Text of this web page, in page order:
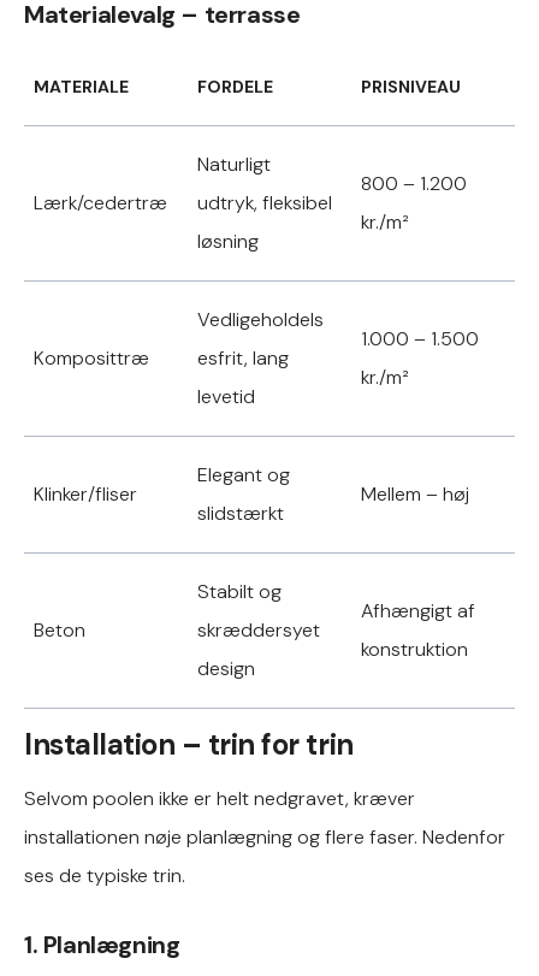
Materialevalg – terrasse
MATERIALE FORDELE PRISNIVEAU
Lærk/cedertræ
Naturligt
udtryk, fleksibel
løsning
800 – 1.200
kr./m²
Komposittræ
Vedligeholdels
esfrit, lang
levetid
1.000 – 1.500
kr./m²
Klinker/fliser
Elegant og
slidstærkt
Mellem – høj
Beton
Stabilt og
skræddersyet
design
Afhængigt af
konstruktion
Installation – trin for trin
Selvom poolen ikke er helt nedgravet, kræver
installationen nøje planlægning og flere faser. Nedenfor
ses de typiske trin.
1. Planlægning